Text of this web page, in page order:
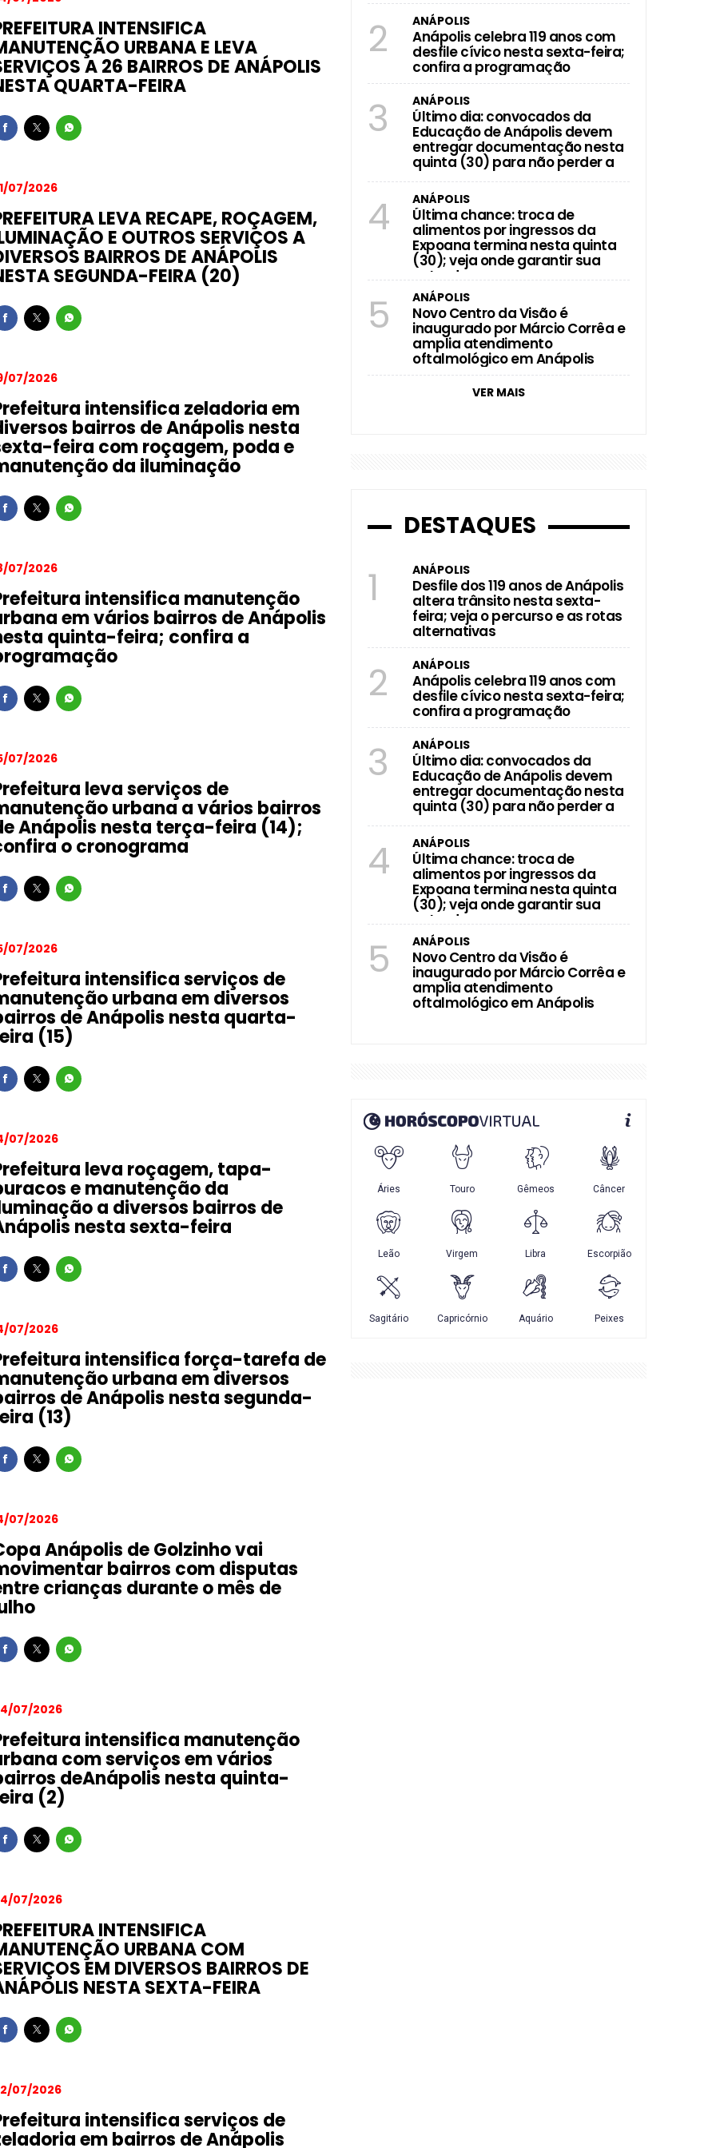
de alimentos por ingressos da Expoana termina nesta quinta (30); veja onde garantir sua
INTENSIFICA
URBANA E LEVA
A 26 BAIRROS DE ANÁPOLIS
QUARTA-FEIRA
07/2026
LEVA RECAPE, ROÇAGEM,
E OUTROS SERVIÇOS A
BAIRROS DE ANÁPOLIS
SEGUNDA-FEIRA (20)
07/2026
intensifica zeladoria em
bairros de Anápolis nesta
feira com roçagem, poda e
da iluminação
07/2026
intensifica manutenção
em vários bairros de Anápolis
quinta-feira; confira a
07/2026
leva serviços de
urbana a vários bairros
Anápolis nesta terça-feira (14);
o cronograma
07/2026
intensifica serviços de
urbana em diversos
de Anápolis nesta quarta-
(15)
07/2026
leva roçagem, tapa-
e manutenção da
a diversos bairros de
nesta sexta-feira
07/2026
intensifica força-tarefa de
urbana em diversos
de Anápolis nesta segunda-
(13)
07/2026
Anápolis de Golzinho vai
bairros com disputas
crianças durante o mês de
07/2026
intensifica manutenção
com serviços em vários
deAnápolis nesta quinta-
(2)
07/2026
INTENSIFICA
URBANA COM
EM DIVERSOS BAIRROS DE
NESTA SEXTA-FEIRA
07/2026
intensifica serviços de
em bairros de Anápolis
2 ANÁPOLIS
Anápolis celebra 119 anos com
desfile cívico nesta sexta-feira;
confira a programação
3 ANÁPOLIS
Último dia: convocados da
Educação de Anápolis devem
entregar documentação nesta
quinta (30) para não perder a
vaga
4 ANÁPOLIS
Última chance: troca de
alimentos por ingressos da
Expoana termina nesta quinta
(30); veja onde garantir sua
entrada
5 ANÁPOLIS
Novo Centro da Visão é
inaugurado por Márcio Corrêa e
amplia atendimento
oftalmológico em Anápolis
VER MAIS
DESTAQUES
1 ANÁPOLIS
Desfile dos 119 anos de Anápolis
altera trânsito nesta sexta-
feira; veja o percurso e as rotas
alternativas
2 ANÁPOLIS
Anápolis celebra 119 anos com
desfile cívico nesta sexta-feira;
confira a programação
3 ANÁPOLIS
Último dia: convocados da
Educação de Anápolis devem
entregar documentação nesta
quinta (30) para não perder a
vaga
4 ANÁPOLIS
Última chance: troca de
alimentos por ingressos da
Expoana termina nesta quinta
(30); veja onde garantir sua
entrada
5 ANÁPOLIS
Novo Centro da Visão é
inaugurado por Márcio Corrêa e
amplia atendimento
oftalmológico em Anápolis